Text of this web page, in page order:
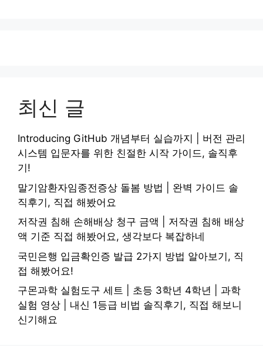
최신 글
Introducing GitHub 개념부터 실습까지 | 버전 관리
시스템 입문자를 위한 친절한 시작 가이드, 솔직후
기!
말기암환자임종전증상 돌봄 방법 | 완벽 가이드 솔
직후기, 직접 해봤어요
저작권 침해 손해배상 청구 금액 | 저작권 침해 배상
액 기준 직접 해봤어요, 생각보다 복잡하네
국민은행 입금확인증 발급 2가지 방법 알아보기, 직
접 해봤어요!
구몬과학 실험도구 세트 | 초등 3학년 4학년 | 과학
실험 영상 | 내신 1등급 비법 솔직후기, 직접 해보니
신기해요